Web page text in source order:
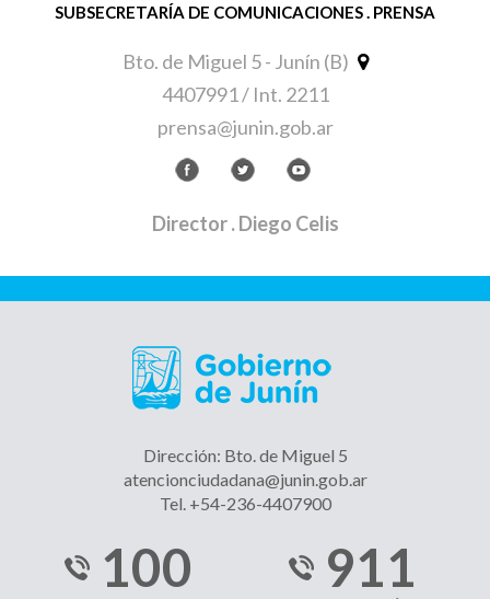
SUBSECRETARÍA DE COMUNICACIONES . PRENSA
Bto. de Miguel 5 - Junín (B)
4407991 / Int. 2211
prensa@junin.gob.ar
Director. Diego Celis
Dirección: Bto. de Miguel 5
atencionciudadana@junin.gob.ar
Tel. +54-236-4407900
100 911